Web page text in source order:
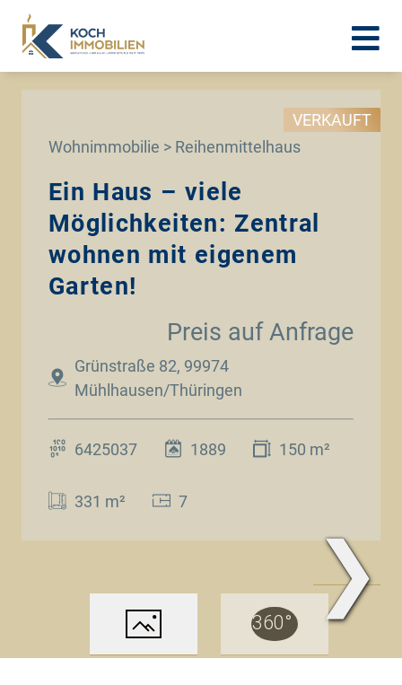
Wohnimmobilie > Reihenmittelhaus
VERKAUFT
Ein Haus – viele
Möglichkeiten: Zentral
wohnen mit eigenem
Garten!
Grünstraße 82, 99974
Mühlhausen/Thüringen
Preis auf Anfrage
6425037 1889 150 m²
331 m² 7
❯